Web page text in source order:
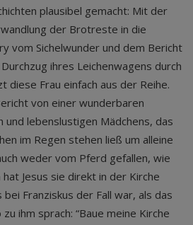
plausibel gemacht: Mit der
der Brotreste in die
vom Sichelwunder und dem Bericht
ihres Leichenwagens durch
diese Frau einfach aus der Reihe.
von einer wunderbaren
und lebenslustigen Mädchens, das
im Regen stehen ließ um alleine
weder vom Pferd gefallen, wie
Jesus sie direkt in der Kirche
Franziskus der Fall war, als das
ihm sprach: “Baue meine Kirche